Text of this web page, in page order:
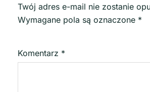
Twój adres e-mail nie zostanie
Wymagane pola są oznaczone *
Komentarz *